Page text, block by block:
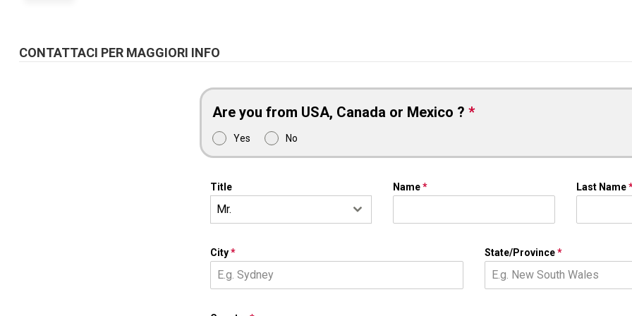
CONTATTACI PER MAGGIORI INFO
Are you from USA, Canada or Mexico ? *
Yes No
Title
Mr.
Name* Last Name
City* State/Province*